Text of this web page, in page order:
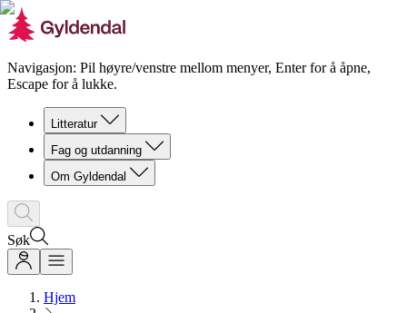
Navigasjon: Pil høyre/venstre mellom menyer, Enter for å åpne,
Escape for å lukke.
Litteratur
Fag og utdanning
Om Gyldendal
Søk
Hjem